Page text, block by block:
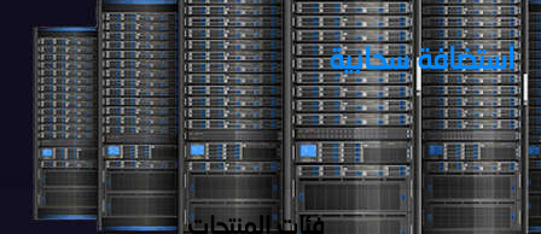
استضافة سحابية
فئات المنتجات